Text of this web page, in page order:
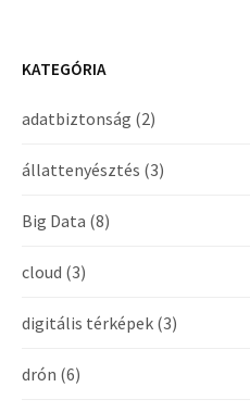
KATEGÓRIA
adatbiztonság (2)
állattenyésztés (3)
Big Data (8)
cloud (3)
digitális térképek (3)
drón (6)